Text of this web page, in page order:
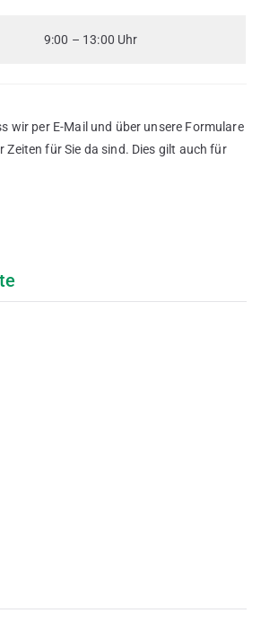
9:00 – 13:00 Uhr
wir per E-Mail und über unsere Formulare
Zeiten für Sie da sind. Dies gilt auch für